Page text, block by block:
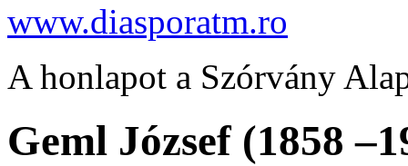
www.diasporatm.ro
A honlapot a Szórvány
Geml József (1858